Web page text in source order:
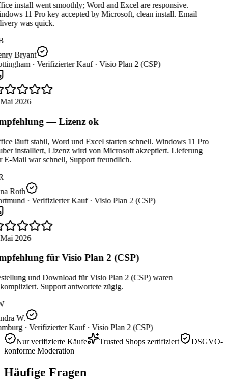
install went smoothly; Word and Excel are responsive.
11 Pro key accepted by Microsoft, clean install. Email
was quick.
Bryant
· Verifizierter Kauf · Visio Plan 2 (CSP)
2026
— Lizenz ok
läuft stabil, Word und Excel starten schnell. Windows 11 Pro
installiert, Lizenz wird von Microsoft akzeptiert. Lieferung
E-Mail war schnell, Support freundlich.
Roth
· Verifizierter Kauf · Visio Plan 2 (CSP)
2026
für Visio Plan 2 (CSP)
und Download für Visio Plan 2 (CSP) waren
Support antwortete zügig.
W.
· Verifizierter Kauf · Visio Plan 2 (CSP)
Nur verifizierte Käufe
Trusted Shops zertifiziert
DSGVO-
konforme Moderation
Häufige Fragen